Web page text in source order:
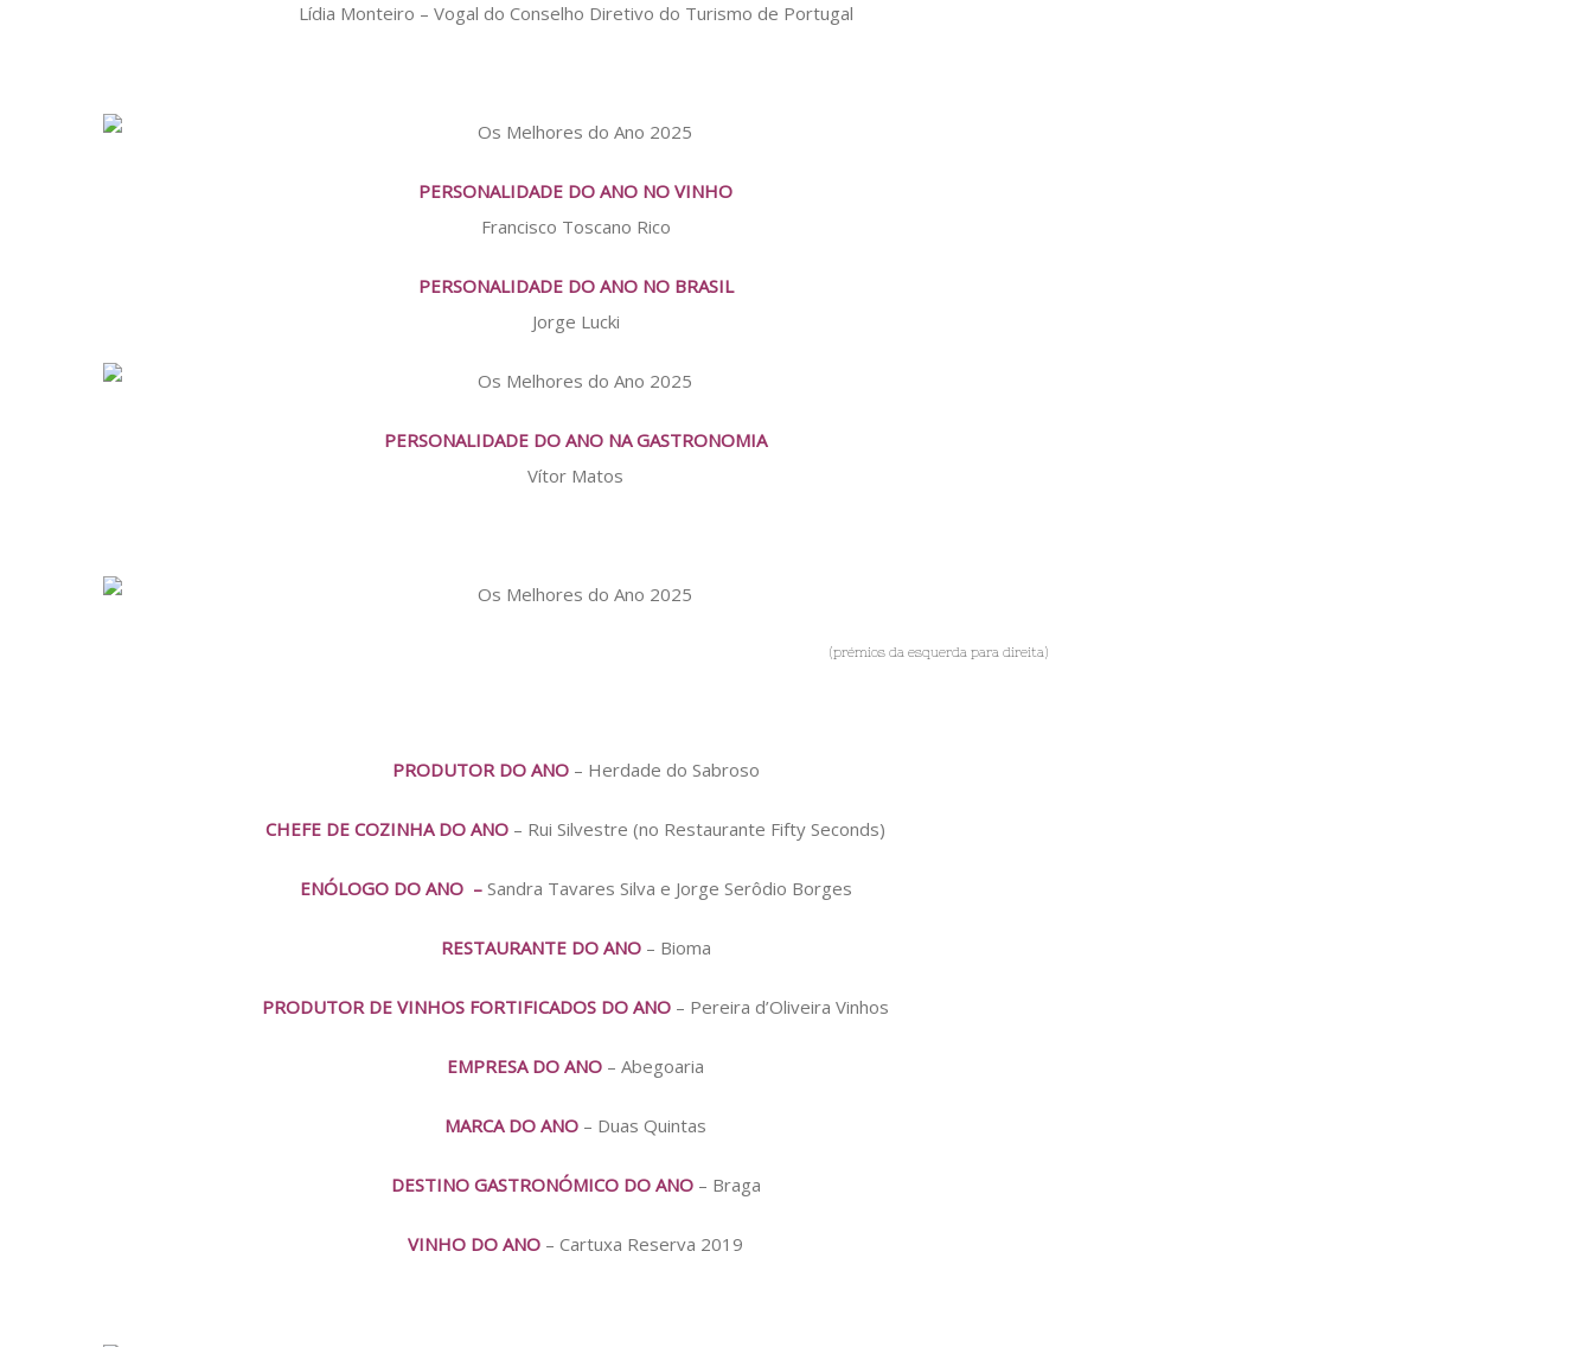
Lídia Monteiro – Vogal do Conselho Diretivo do Turismo de Portugal
PERSONALIDADE DO ANO NO VINHO
Francisco Toscano Rico
PERSONALIDADE DO ANO NO BRASIL
Jorge Lucki
PERSONALIDADE DO ANO NA GASTRONOMIA
Vítor Matos
(prémios da esquerda para direita)
PRODUTOR DO ANO – Herdade do Sabroso
CHEFE DE COZINHA DO ANO – Rui Silvestre (no Restaurante Fifty Seconds)
ENÓLOGO DO ANO –Sandra Tavares Silva e Jorge Serôdio Borges
RESTAURANTE DO ANO– Bioma
PRODUTOR DE VINHOS FORTIFICADOS DO ANO – Pereira d’Oliveira Vinhos
EMPRESA DO ANO – Abegoaria
MARCA DO ANO – Duas Quintas
DESTINO GASTRONÓMICO DO ANO– Braga
VINHO DO ANO – Cartuxa Reserva 2019